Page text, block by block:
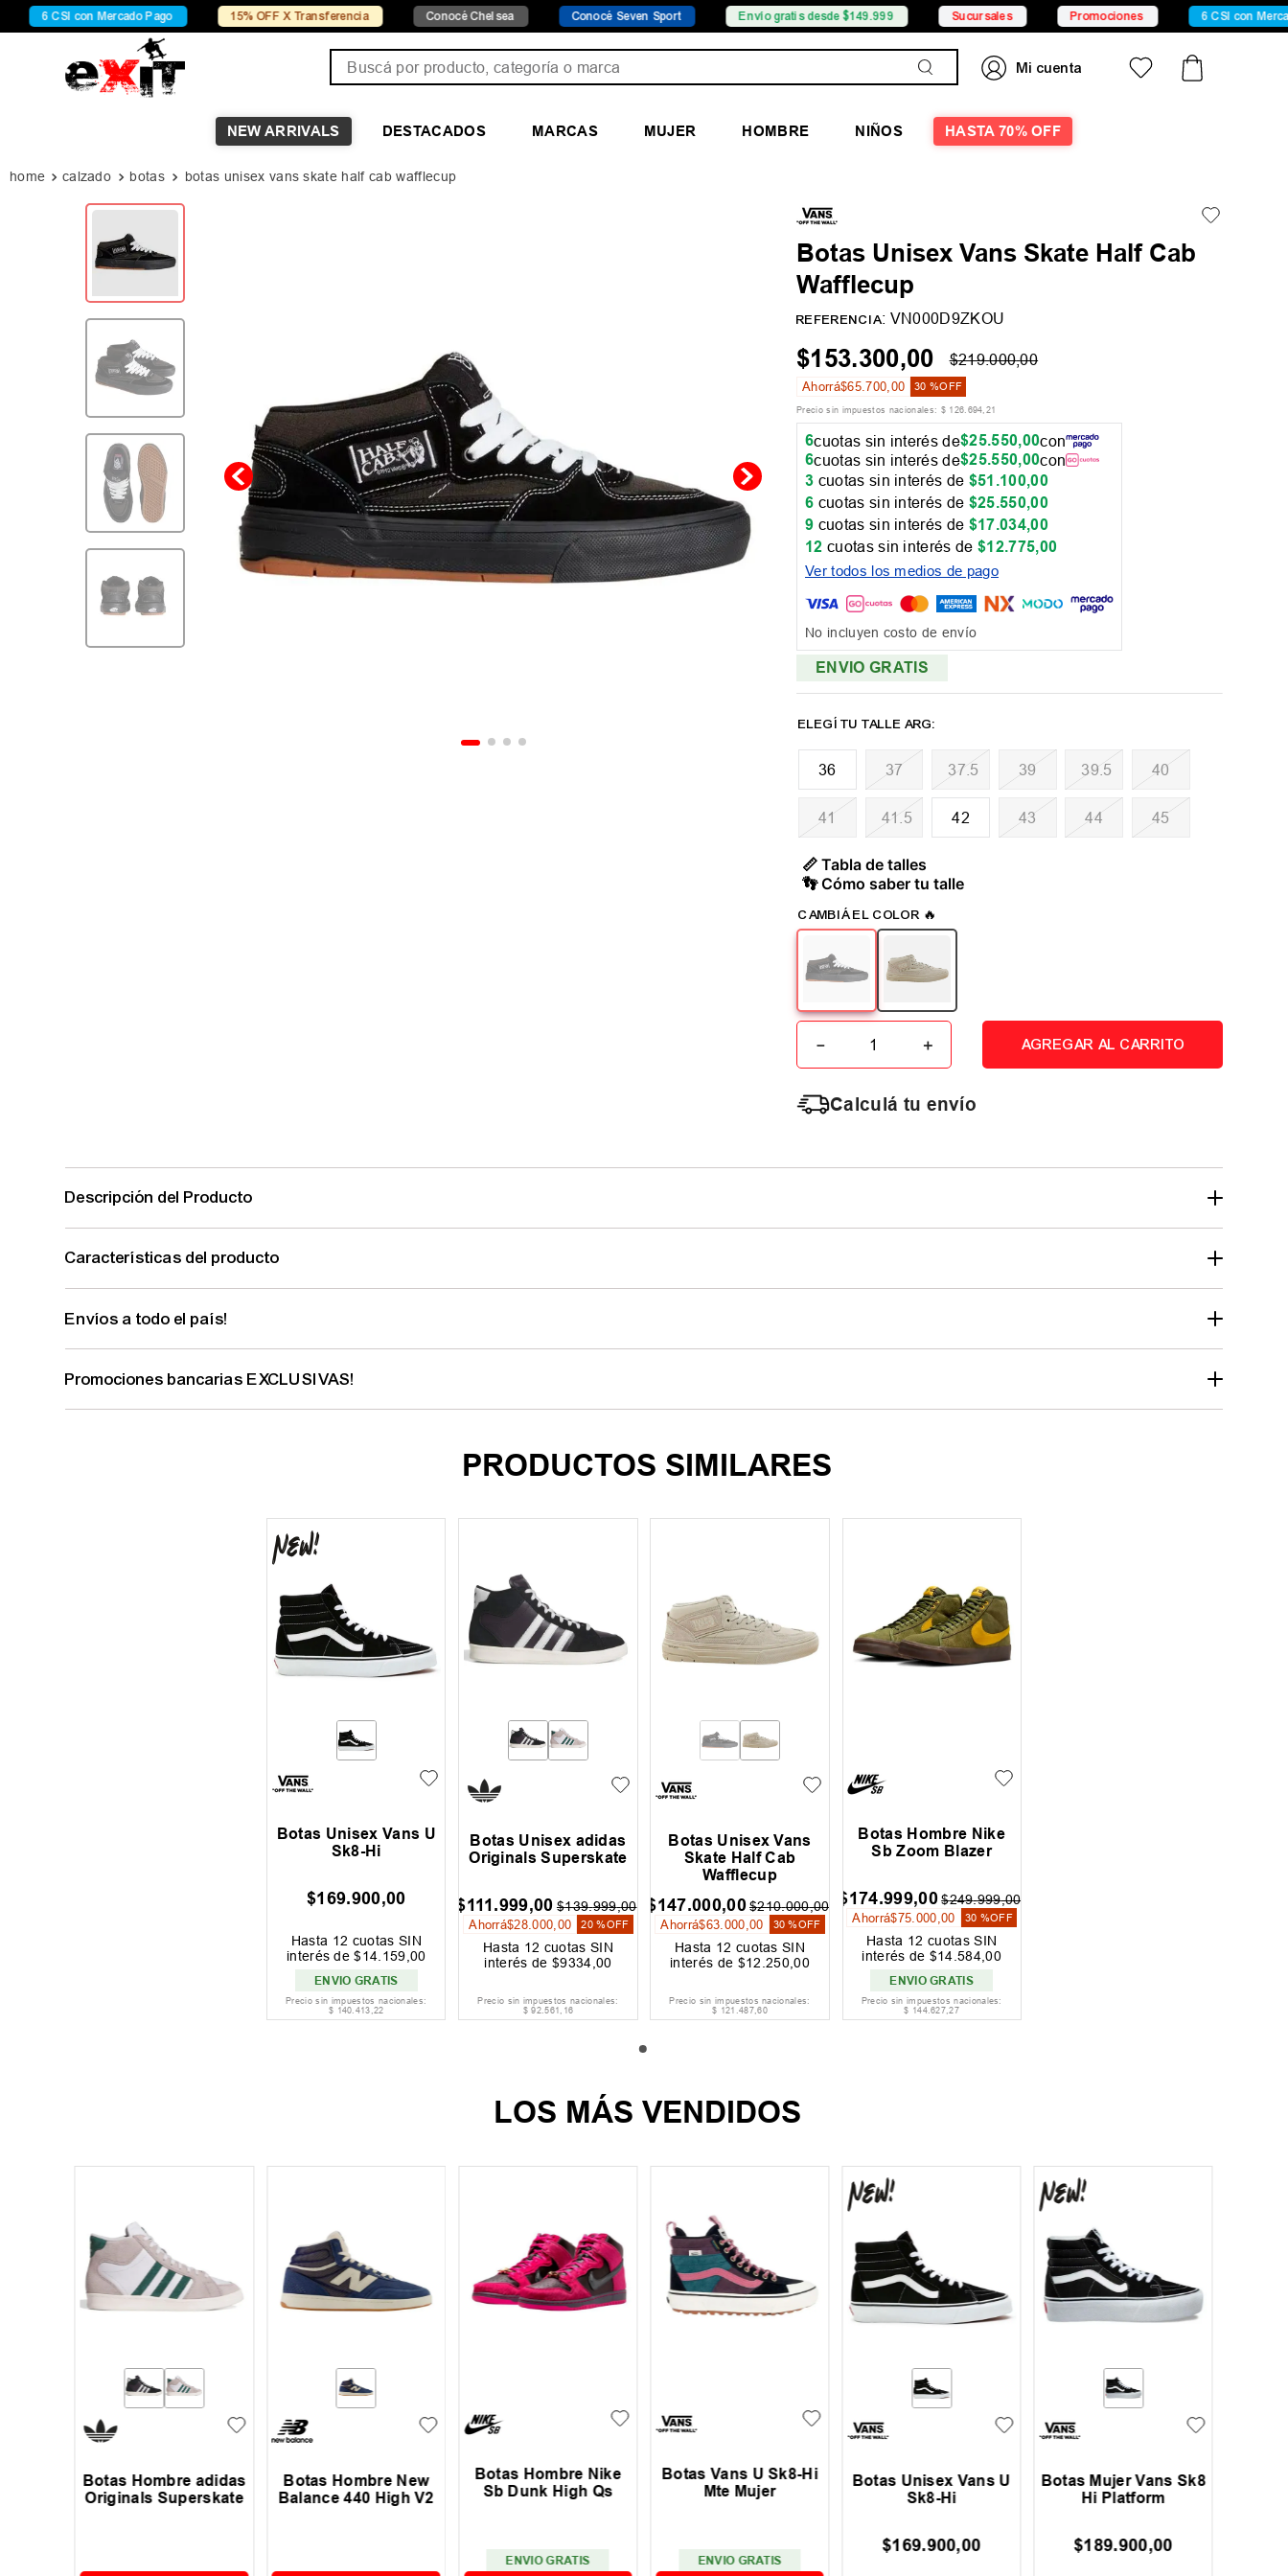
con Mercado Pago 15% OFF X Transferencia Conocé Chelsea Conocé Seven Sport Envío gratis desde $149.999 Sucursales Promociones 6 CSI con Mercado Pago
NEW ARRIVALS DESTACADOS MARCAS MUJER HOMBRE NIÑOS HASTA 70% OFF
calzado botas botas unisex vans skate half cab wafflecup
Botas Unisex Vans Skate Half Cab
Wafflecup
REFERENCIA: VN000D9ZKOU
$153.300,00 $219.000,00
Ahorrá$65.700,00 30 %OFF
Precio sin impuestos nacionales: $ 126.694,21
6cuotas sin interés de$25.550,00con
6cuotas sin interés de$25.550,00con
3 cuotas sin interés de $51 .100,00
6 cuotas sin interés de $25.550,00
9 cuotas sin interés de $17.034,00
12 cuotas sin interés de$12.775,00
Ver todos los medios de pago
No incluyen costo de envío
ENVIO GRATIS
36 37 37.5 39 39.5 40
41 41.5 42 43 44 45
📏 Tabla de talles
👣 Cómo saber tu talle
＋
－ AGREGAR AL CARRITO
Calculá tu envío
Descripción del Producto
Características del producto
Envíos a todo el país!
Promociones bancarias EXCLUSIVAS!
PRODUCTOS SIMILARES
Botas Unisex Vans U
Sk8-Hi
$169.900,00
Hasta 12 cuotas SIN
interés de$14 159 ,00
ENVIO GRATIS
Precio sin impuestos nacionales:
$ 140.413,22
Botas Unisex adidas
Originals Superskate
$111.999,00 $139.999,00
Ahorrá$28 .000 00 20 %OFF
Hasta 12 cuotas SIN
interés de $9334 00
Precio sin impuestos nacionales:
$ 92.561, 16
Botas Unisex Vans
Skate Half Cab
Wafflecup
$147.000,00$210.000,00
Ahorrá$63 000 00 30 %OFF
Hasta 12 cuotas SIN
interés de $12 250 ,00
Precio sin impuestos nacionales:
$ 121 .487,60
Botas Hombre Nike
Sb Zoom Blazer
$174.999,00$249.999,00
Ahorrá$75 000 00 30 %OFF
Hasta 12 cuotas SIN
interés de $14 .584 ,00
ENVIO GRATIS
Precio sin impuestos nacionales:
$ 144.627,27
LOS MÁS VENDIDOS
Botas Hombre adidas
Originals Superskate
Botas Hombre New
Balance 440 High V2
Botas Hombre Nike
Sb Dunk High Qs
ENVIO GRATIS
Botas Vans U Sk8-Hi
Mte Mujer
ENVIO GRATIS
Botas Unisex Vans U
Sk8-Hi
$169.900,00
Botas Mujer Vans Sk8
Hi Platform
$189.900,00